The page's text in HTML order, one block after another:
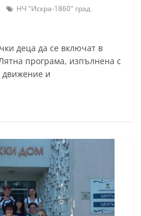
НЧ "Искра-1860" град
деца да се включат в
програма, изпълнена с
движение и